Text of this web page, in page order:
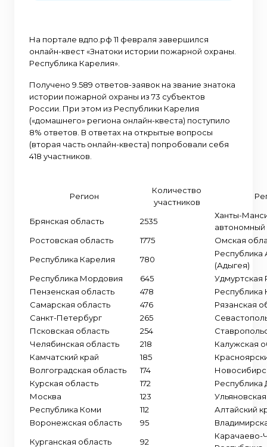
На портале вдпо.рф 11 февраля завершился
онлайн-квест «Знатоки истории пожарной охраны.
Республика Карелия».
Получено 9.589 ответов-заявок на звание знатока
истории пожарной охраны из 73 субъектов
России. При этом из Республики Карелия
(«домашнего» региона онлайн-квеста) поступило
8% ответов. В ответах на открытые вопросы
(вторая часть онлайн-квеста) попробовали себя
418 участников.
Регион
Количество
участников
Брянская область 2535
Ханты-
автономный
Ростовская область
1775
Омская
Республика Карелия
780
Республика
(Адыгея)
Республика Мордовия
645
Удмуртская
Пензенская область
478
Республика
Самарская область
476
Рязанская
Санкт-Петербург
265
Псковская область
254
Челябинская область
218
Калужская
Камчатский край
185
Волгоградская область
174
Курская область
172
Республика
Москва
123
Республика Коми
112
Алтайский
Воронежская область
95
Курганская область
92
Карачаево-